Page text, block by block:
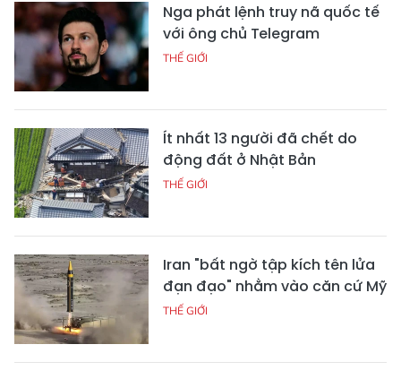
Nga phát lệnh truy nã quốc tế
với ông chủ Telegram
THẾ GIỚI
Ít nhất 13 người đã chết do
động đất ở Nhật Bản
THẾ GIỚI
Iran "bất ngờ tập kích tên lửa
đạn đạo" nhằm vào căn cứ Mỹ
THẾ GIỚI